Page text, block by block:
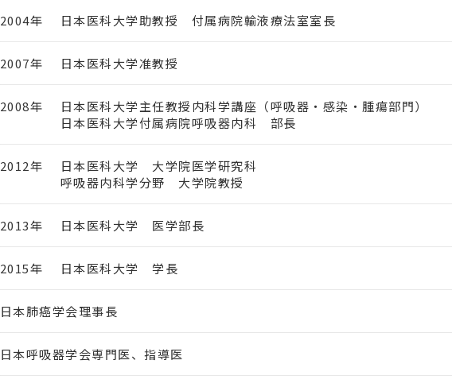
2004年 日本医科大学助教授 付属病院輸液療法室室長
2007年 日本医科大学准教授
2008年
日本医科大学主任教授内科学講座（呼吸器・感染・腫瘍部門）
日本医科大学付属病院呼吸器内科 部長
2012年
日本医科大学 大学院医学研究科
呼吸器内科学分野 大学院教授
2013年 日本医科大学 医学部長
2015年 日本医科大学 学長
日本肺癌学会理事長
日本呼吸器学会専門医、指導医